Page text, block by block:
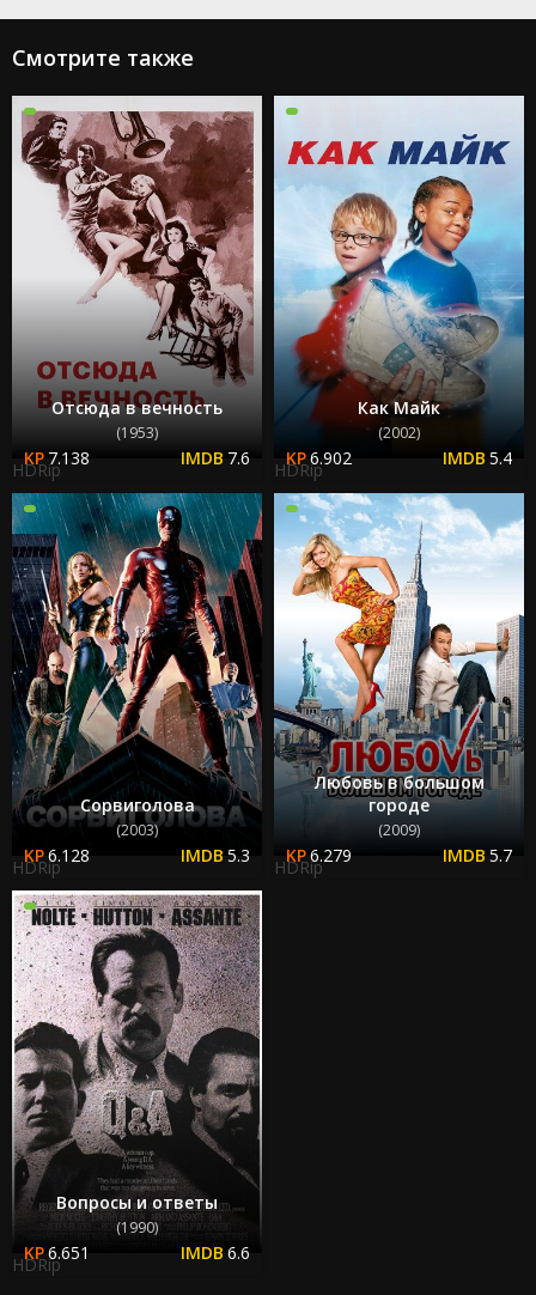
Смотрите также
Отсюда в вечность
(1953)
7.138 7.6
HDRip
Как Майк
(2002)
6.902 5.4
HDRip
Сорвиголова
(2003)
6.128 5.3
HDRip
Любовь в большом
городе
(2009)
6.279 5.7
HDRip
Вопросы и ответы
(1990)
6.651 6.6
HDRip